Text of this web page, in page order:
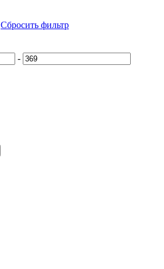
Сбросить фильтр
-